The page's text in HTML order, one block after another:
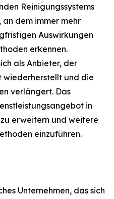
Reinigungssystems
dem immer mehr
Auswirkungen
erkennen.
als Anbieter, der
wiederherstellt und die
verlängert. Das
in
erweitern und weitere
einzuführen.
Unternehmen, das sich